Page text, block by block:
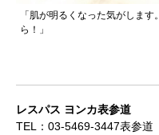
「肌が明るくなった気がします。
ら！」
レスパス ヨンカ表参道
TEL：03-5469-3447表参道